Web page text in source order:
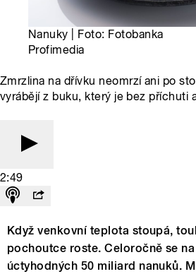
Nanuky | Foto: Fotobanka
Profimedia
Zmrzlina na dřívku neomrzí ani po
vyrábějí z buku, který je bez příchuti
2:49
Když venkovní teplota stoupá,
pochoutce roste. Celoročně se
úctyhodných 50 miliard nanuků.